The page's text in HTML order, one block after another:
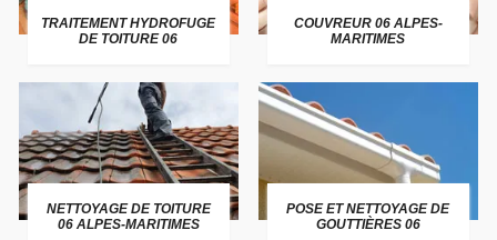
TRAITEMENT HYDROFUGE
DE TOITURE 06
COUVREUR 06 ALPES-
MARITIMES
NETTOYAGE DE TOITURE
06 ALPES-MARITIMES
POSE ET NETTOYAGE DE
GOUTTIÈRES 06